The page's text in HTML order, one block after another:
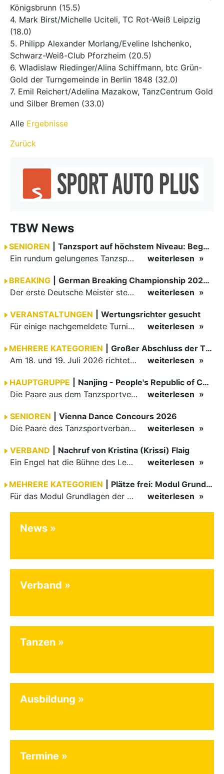
Königsbrunn (15.5)
4. Mark Birst/Michelle Uciteli, TC Rot-Weiß Leipzig
(18.0)
5. Philipp Alexander Morlang/Eveline Ishchenko,
Schwarz-Weiß-Club Pforzheim (20.5)
6. Wladislaw Riedinger/Alina Schiffmann, btc Grün-
Gold der Turngemeinde in Berlin 1848 (32.0)
7. Emil Reichert/Adelina Mazakow, TanzCentrum Gold
und Silber Bremen (33.0)
Alle Ergebnisse
Zurück
TBW News
SENIOREN
Tanzsport auf höchstem Niveau: Begeisterung bei den Turnieren in…
Ein rundum gelungenes Tanzsport-Wochenende liegt hinter den Paaren und Organisatoren in Enzklösterle. Am 1. und 2. August 2026 verwandelte sich die Festhalle wieder in einen lebendigen Mittelpunkt des…
weiterlesen
BREAKING
German Breaking Championship 2026 in Hannover
Der erste Deutsche Meister steht fest B-Boy Roman siegt bei den Juniors
weiterlesen
VERANSTALTUNGEN
Wertungsrichter gesucht
Für einige nachgemeldete Turniere im 2 Halbjahr sucht der ZWE noch Wertungsrichter.
weiterlesen
MEHRERE KATEGORIEN
Großer Abschluss der TBW-Trophy in Weinheim
Am 18. und 19. Juli 2026 richtete die Tanzsportabteilung (TSA) der TSG 1862 Weinheim das Abschlussturnier der diesjährigen TBW-Trophy-Serie aus. Zum traditionellen Saisonfinale kamen rund 400 Starts über…
weiterlesen
HAUPTGRUPPE
Nanjing - People's Republic of China
Die Paare aus dem Tanzsportverband Baden-Württemberg (TBW) haben beim hochklassig besetzten WDSF GrandSlam im chinesischen Nanjing wieder einmal auf internationalem Top-Niveau geglänzt. Das…
weiterlesen
SENIOREN
Vienna Dance Concours 2026
Die Paare des Tanzsportverbandes Baden-Württemberg (TBW) glänzten auf dem internationalen Parkett des Vienna Dance Concourse 2026 im Wiener Rathaus mit hervorragenden Platzierungen Ergebnisse unter: …
weiterlesen
VERBAND
Nachruf von Kristina (Krissi) Flaig
Ein Engel hat die Bühne des Lebens verlassen. Viel zu früh, plötzlich und für uns alle unfassbar, wurde unsere geliebte Kristina (Krissi) Flaig im Alter von 36 Jahren aus dem Leben gerissen. Das Tanzen…
weiterlesen
MEHRERE KATEGORIEN
Plätze frei: Modul Grundlagen
Für das Modul Grundlagen der Breitensportausbildung vom 10. bis 13. September an der Landessportschule Albstadt sind noch Plätze frei. Das Modul kann auch für den Lizenzerhalt (30 LE fachlich) genutzt…
weiterlesen
News
Verband
Tanzen
Ausbildung
Termine